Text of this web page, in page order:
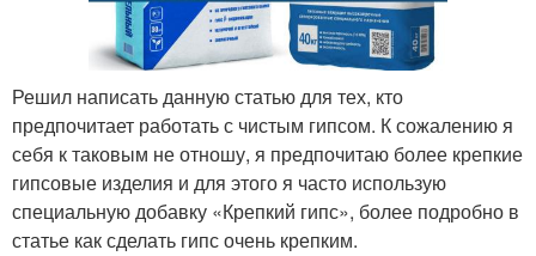
Решил написать данную статью для тех, кто
предпочитает работать с чистым гипсом. К сожалению я
себя к таковым не отношу, я предпочитаю более крепкие
гипсовые изделия и для этого я часто использую
специальную добавку «Крепкий гипс», более подробно в
статье как сделать гипс очень крепким.